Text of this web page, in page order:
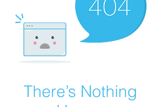
There’s Nothing